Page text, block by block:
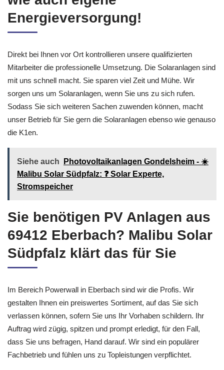
Energieversorgung!
Direkt bei Ihnen vor Ort kontrollieren unsere qualifizierten
Mitarbeiter die professionelle Umsetzung. Die Solaranlagen sind
mit uns schnell macht. Sie sparen viel Zeit und Mühe. Wir
sorgen uns um Solaranlagen, wenn Sie uns zu sich rufen.
Sodass Sie sich weiteren Sachen zuwenden können, macht
unser Betrieb für Sie gern die Solaranlagen ebenso wie genauso
die K1en.
Siehe auch
Photovoltaikanlagen Gondelsheim - ☀️
Malibu Solar Südpfalz: ❓️ Solar Experte,
Stromspeicher
Sie benötigen PV Anlagen aus
69412 Eberbach? Malibu Solar
Südpfalz klärt das für Sie
Im Bereich Powerwall in Eberbach sind wir die Profis. Wir
gestalten Ihnen ein preiswertes Sortiment, auf das Sie sich
verlassen können, sofern Sie uns Ihr Vorhaben schildern. Ihr
Auftrag wird zügig, spitzen und prompt erledigt, für den Fall,
dass Sie uns befragen, Hand darauf. Wir sind ein populärer
Fachbetrieb und fühlen uns zu Topleistungen verpflichtet.